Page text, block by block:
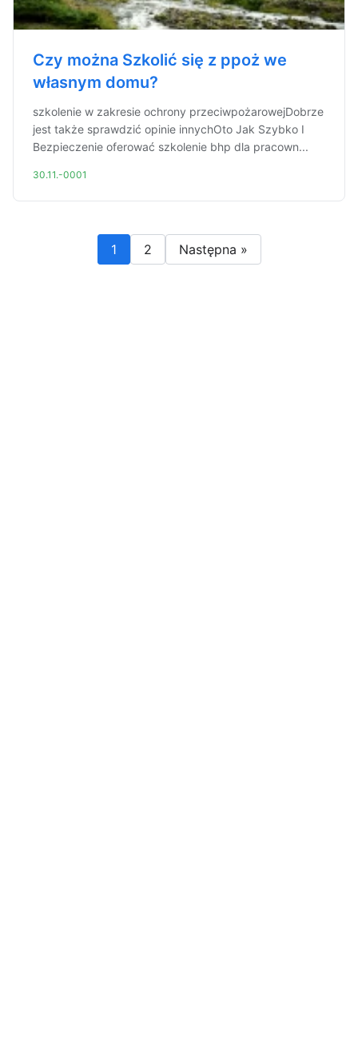
Czy można Szkolić się z ppoż we
własnym domu?
szkolenie w zakresie ochrony przeciwpożarowejDobrze
jest także sprawdzić opinie innychOto Jak Szybko I
Bezpieczenie oferować szkolenie bhp dla pracown...
30.11.-0001
1 2 Następna »